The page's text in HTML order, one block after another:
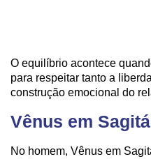
O equilíbrio acontece
para respeitar tanto a
construção emocional do
Vênus em
No homem, Vênus em